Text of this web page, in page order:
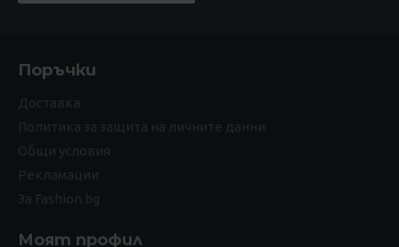
Поръчки
Доставка
Политика за защита на личните данни
Общи условия
Рекламации
За Fashion.bg
Моят профил